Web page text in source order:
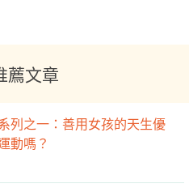
薦文章
列之一：善用女孩的天生優
動嗎？